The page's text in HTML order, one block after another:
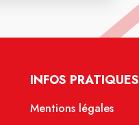
INFOS PRATIQUES
Mentions légales